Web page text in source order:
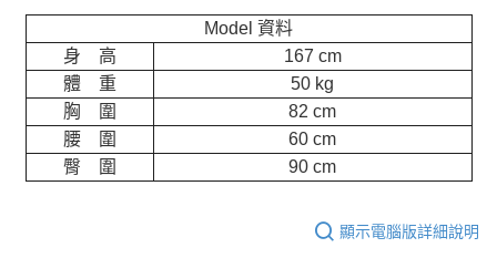
Model 資料
身 高
167 cm
體 重
50 kg
胸 圍
82 cm
腰 圍
60 cm
臀 圍
90 cm
顯示電腦版詳細說明